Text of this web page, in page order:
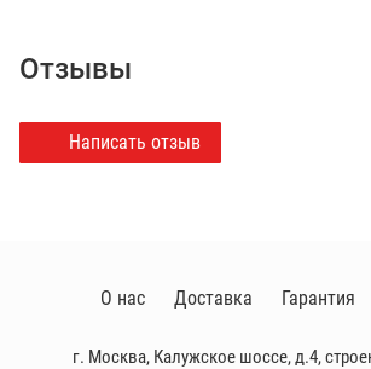
Отзывы
Написать отзыв
г. Москва, Калужское шоссе, д.4,
О нас Доставка Гарантия